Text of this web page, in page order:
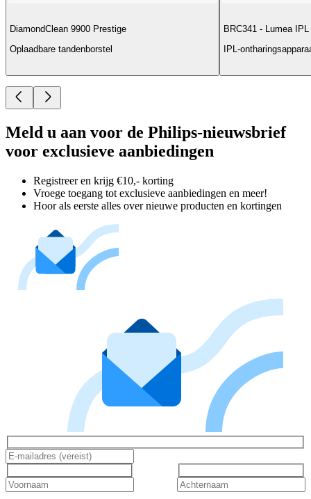
DiamondClean 9900 Prestige
Oplaadbare tandenborstel
BRC341 - Lumea
IPL-
Meld u aan voor de Philips-nieuwsbrief
voor exclusieve aanbiedingen
Registreer en krijg €10,- korting
Vroege toegang tot exclusieve aanbiedingen en meer!
Hoor als eerste alles over nieuwe producten en kortingen